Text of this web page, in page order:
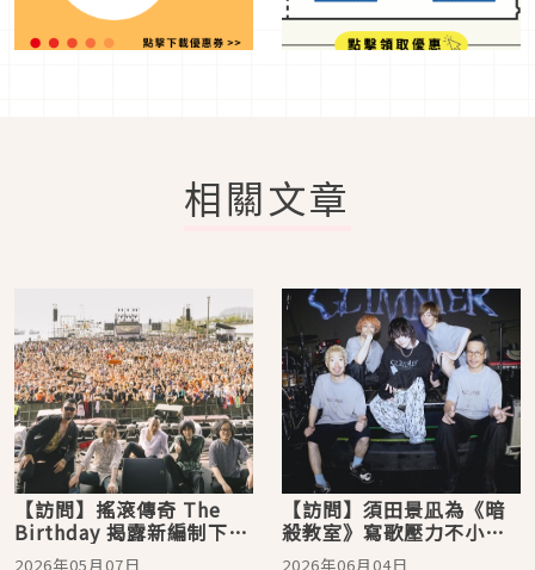
相關文章
【訪問】搖滾傳奇 The
Birthday 揭露新編制下的
運作方式！必要時使出鴕
2026年05月07日
【訪問】須田景凪為《暗
殺教室》寫歌壓力不小，
首次亞巡實現與台灣歌迷
2026年06月04日